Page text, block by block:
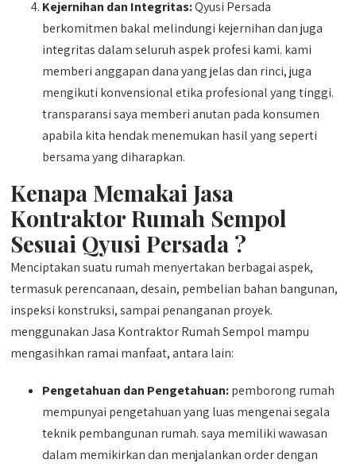
Kejernihan dan Integritas:Qyusi Persada
berkomitmen bakal melindungi kejernihan dan juga
integritas dalam seluruh aspek profesi kami. kami
memberi anggapan dana yang jelas dan rinci, juga
mengikuti konvensional etika profesional yang tinggi.
transparansi saya memberi anutan pada konsumen
apabila kita hendak menemukan hasil yang seperti
bersama yang diharapkan.
Kenapa Memakai Jasa
Kontraktor Rumah Sempol
Sesuai Qyusi Persada ?
Menciptakan suatu rumah menyertakan berbagai aspek,
termasuk perencanaan, desain, pembelian bahan bangunan,
inspeksi konstruksi, sampai penanganan proyek.
menggunakan Jasa Kontraktor Rumah Sempol mampu
mengasihkan ramai manfaat, antara lain:
Pengetahuan dan Pengetahuan:pemborong rumah
mempunyai pengetahuan yang luas mengenai segala
teknik pembangunan rumah. saya memiliki wawasan
dalam memikirkan dan menjalankan order dengan